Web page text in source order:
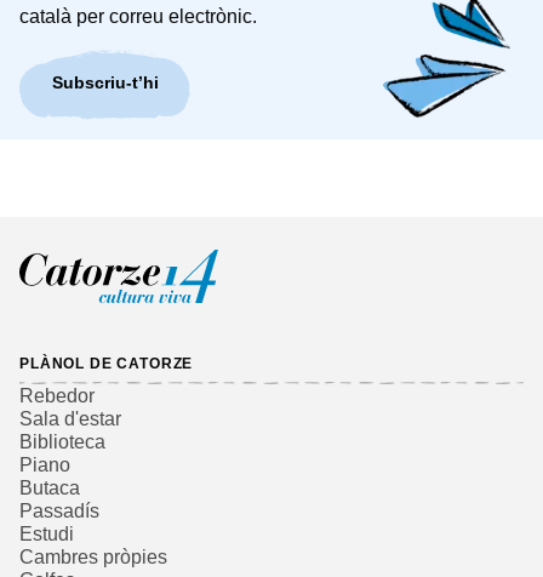
català per correu electrònic.
Subscriu-t’hi
PLÀNOL DE CATORZE
Rebedor
Sala d'estar
Biblioteca
Piano
Butaca
Passadís
Estudi
Cambres pròpies